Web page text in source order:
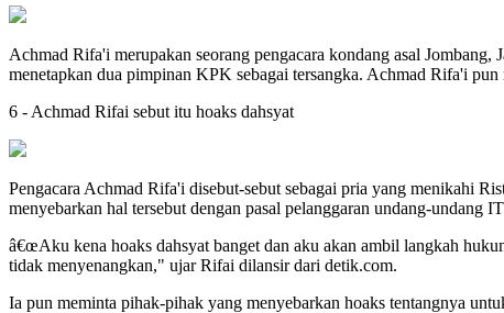
Achmad Rifa'i merupakan seorang pengacara kondang asal
menetapkan dua pimpinan KPK sebagai tersangka. Achmad Rifa'i
6 - Achmad Rifai sebut itu hoaks dahsyat
Pengacara Achmad Rifa'i disebut-sebut sebagai pria yang menikahi
menyebarkan hal tersebut dengan pasal pelanggaran undang-undang
â€œAku kena hoaks dahsyat banget dan aku akan ambil langkah
tidak menyenangkan," ujar Rifai dilansir dari detik.com.
Ia pun meminta pihak-pihak yang menyebarkan hoaks tentangnya